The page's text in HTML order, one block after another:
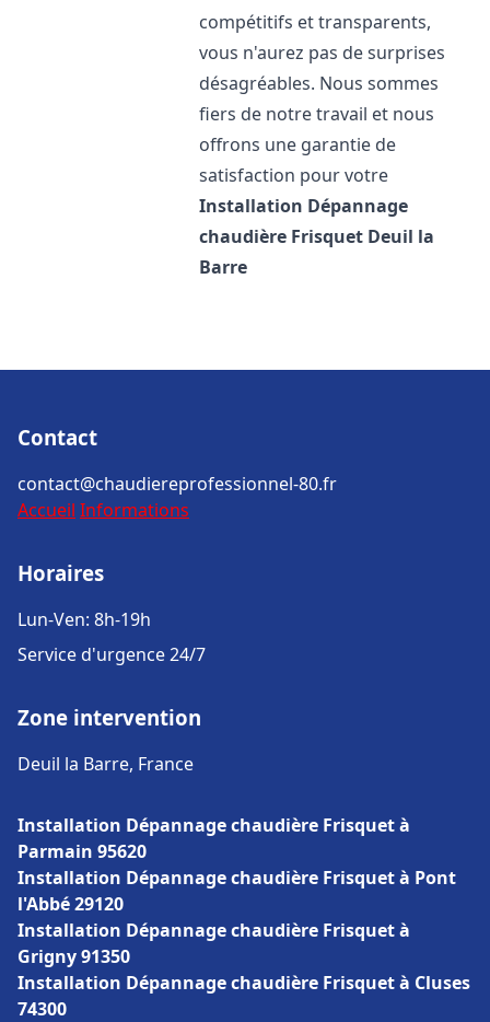
compétitifs et transparents,
vous n'aurez pas de surprises
désagréables. Nous sommes
fiers de notre travail et nous
offrons une garantie de
satisfaction pour votre
Installation Dépannage
chaudière Frisquet Deuil la
Barre
Contact
contact@chaudiereprofessionnel-80.fr
Accueil Informations
Horaires
Lun-Ven: 8h-19h
Service d'urgence 24/7
Zone intervention
Deuil la Barre, France
Installation Dépannage chaudière Frisquet à
Parmain 95620
Installation Dépannage chaudière Frisquet à Pont
l'Abbé 29120
Installation Dépannage chaudière Frisquet à
Grigny 91350
Installation Dépannage chaudière Frisquet à Cluses
74300